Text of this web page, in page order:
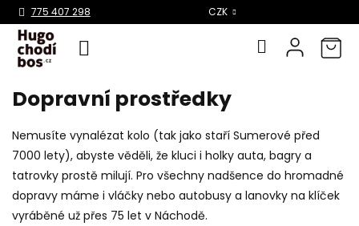
Přejít
775 407 298 CZK
Dopravní prostředky
Nemusíte vynalézat kolo (tak jako staří Sumerové před
7000 lety), abyste věděli, že kluci i holky auta, bagry a
tatrovky prostě milují. Pro všechny nadšence do hromadné
dopravy máme i vláčky nebo autobusy a lanovky na klíček
vyráběné už přes 75 let v Náchodě.